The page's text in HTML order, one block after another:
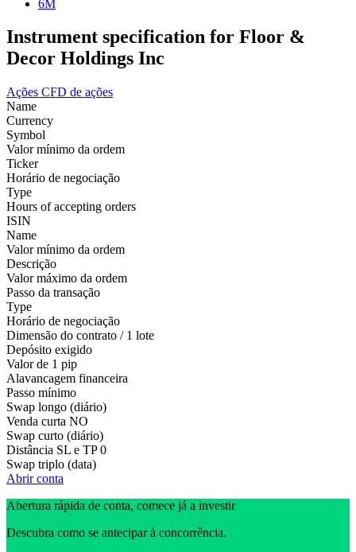
6M
Instrument specification for Floor &
Decor Holdings Inc
Ações CFD de ações
Name
Currency
Symbol
Valor mínimo da ordem
Ticker
Horário de negociação
Type
Hours of accepting orders
ISIN
Name
Valor mínimo da ordem
Descrição
Valor máximo da ordem
Passo da transação
Type
Horário de negociação
Dimensão do contrato / 1 lote
Depósito exigido
Valor de 1 pip
Alavancagem financeira
Passo mínimo
Swap longo (diário)
Venda curta NO
Swap curto (diário)
Distância SL e TP 0
Swap triplo (data)
Abrir conta
Abertura rápida de conta, comece já a investir
Descubra como se antecipar à concorrência.